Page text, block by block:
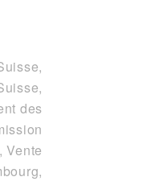
des
Vente